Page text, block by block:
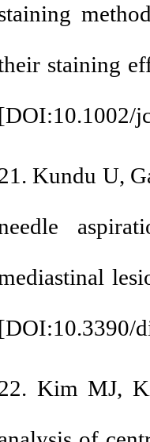
staining
[DOI:10.1002/
Kundu U,
[DOI:10.3390/
Kim MJ,